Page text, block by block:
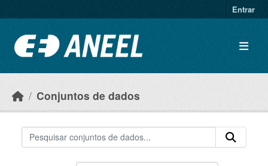
Entrar
Conjuntos de dados